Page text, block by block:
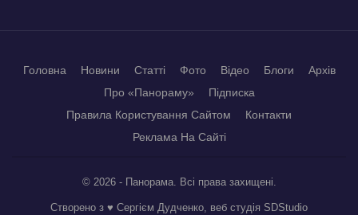
Головна Новини Статті Фото Відео Блоги
Архів
Про «Панораму»
Підписка
Правила Користування Сайтом
Контакти
Реклама На Сайті
© 2026 - Панорама. Всі права захищені.
Створено з ♥ Сергієм Дудченко, веб студія SDStudio